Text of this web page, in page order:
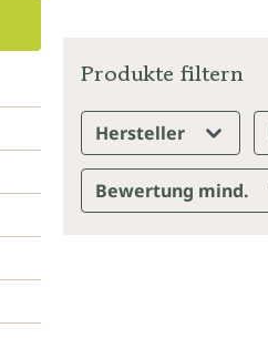
Produkte filtern
Hersteller
Bewertung mind.